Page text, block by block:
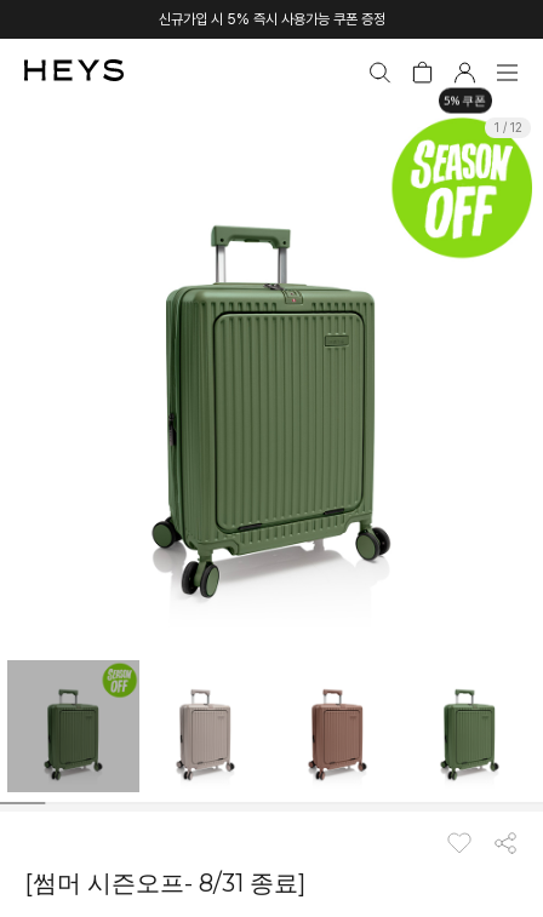
신규가입 시 5% 즉시 사용가능 쿠폰 증정
5% 쿠폰
1 / 12
[썸머 시즌오프- 8/31 종료]